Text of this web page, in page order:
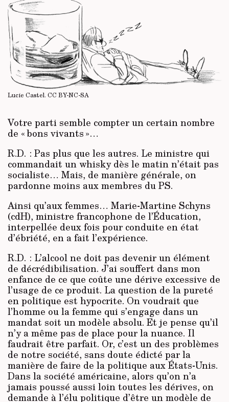
Lucie Castel. CC BY-NC-SA
Votre parti semble compter un certain nombre
de « bons vivants »…
R.D. : Pas plus que les autres. Le ministre qui
commandait un whisky dès le matin n’était pas
socialiste… Mais, de manière générale, on
pardonne moins aux membres du PS.
Ainsi qu’aux femmes… Marie-Martine Schyns
(cdH), ministre francophone de l’Éducation,
interpellée deux fois pour conduite en état
d’ébriété, en a fait l’expérience.
R.D. : L’alcool ne doit pas devenir un élément
de décrédibilisation. J’ai souffert dans mon
enfance de ce que coûte une dérive excessive de
l’usage de ce produit. La question de la pureté
en politique est hypocrite. On voudrait que
l’homme ou la femme qui s’engage dans un
mandat soit un modèle absolu. Et je pense qu’il
n’y a même pas de place pour la nuance. Il
faudrait être parfait. Or, c’est un des problèmes
de notre société, sans doute édicté par la
manière de faire de la politique aux États-Unis.
Dans la société américaine, alors qu’on n’a
jamais poussé aussi loin toutes les dérives, on
demande à l’élu politique d’être un modèle de